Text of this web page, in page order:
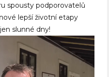
spousty podporovatelů
lepší životní etapy
slunné dny!